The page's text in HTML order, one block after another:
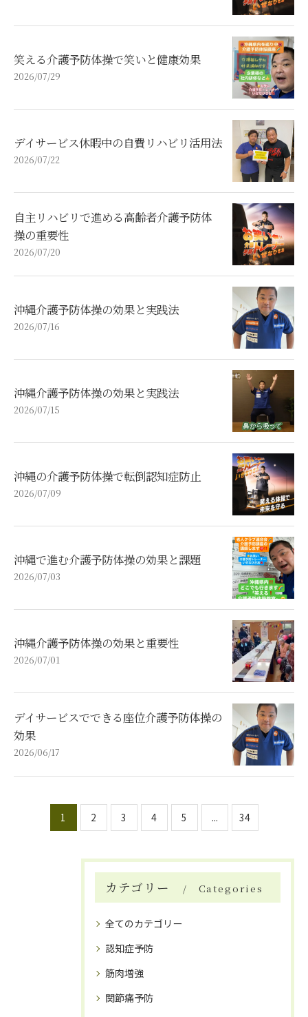
笑える介護予防体操で笑いと健康効果
2026/07/29
デイサービス休暇中の自費リハビリ活用法
2026/07/22
自主リハビリで進める高齢者介護予防体
操の重要性
2026/07/20
沖縄介護予防体操の効果と実践法
2026/07/16
沖縄介護予防体操の効果と実践法
2026/07/15
沖縄の介護予防体操で転倒認知症防止
2026/07/09
沖縄で進む介護予防体操の効果と課題
2026/07/03
沖縄介護予防体操の効果と重要性
2026/07/01
デイサービスでできる座位介護予防体操の
効果
2026/06/17
1 2 3 4 5 ... 34
カテゴリー Categories
全てのカテゴリー
認知症予防
筋肉増強
関節痛予防